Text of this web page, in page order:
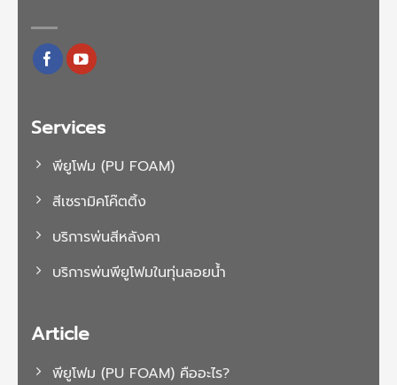
Services
พียูโฟม (PU FOAM)
สีเซรามิคโค๊ตติ้ง
บริการพ่นสีหลังคา
บริการพ่นพียูโฟมในทุ่นลอยน้ำ
Article
พียูโฟม (PU FOAM) คืออะไร?